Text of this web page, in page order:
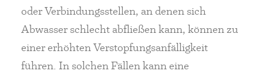
oder Verbindungsstellen, an denen sich
Abwasser schlecht abfließen kann, können zu
einer erhöhten Verstopfungsanfälligkeit
führen. In solchen Fällen kann eine